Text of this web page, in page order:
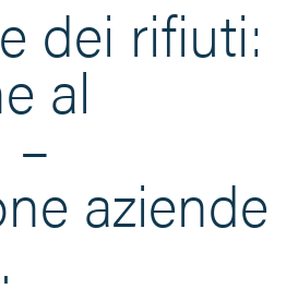
dei rifiuti:
al
–
aziende